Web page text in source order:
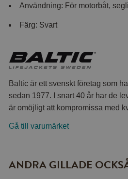
Användning: För motorbåt,
Färg: Svart
Baltic är ett svenskt företag som
sedan 1977. I snart 40 år har de
är omöjligt att kompromissa med
Gå till varumärket
ANDRA GILLADE